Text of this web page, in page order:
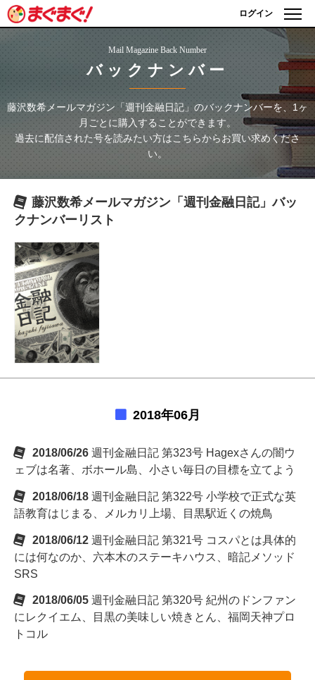
ログイン
Mail Magazine Back Number
バックナンバー
藤沢数希メールマガジン「週刊金融日記」 のバックナンバーを、1ヶ
月ごとに購入することができます。
過去に配信された号を読みたい方はこちらからお買い求めくださ
い。
藤沢数希メールマガジン「週刊金融日記」バッ
クナンバーリスト
2018年06月
2018/06/26 週刊金融日記 第323号 Hagexさんの闇ウ
ェブは名著、ボホール島、小さい毎日の目標を立てよう
2018/06/18 週刊金融日記 第322号 小学校で正式な英
語教育はじまる、メルカリ上場、目黒駅近くの焼鳥
2018/06/12 週刊金融日記 第321号 コスパとは具体的
には何なのか、六本木のステーキハウス、暗記メソッド
SRS
2018/06/05 週刊金融日記 第320号 紀州のドンファン
にレクイエム、目黒の美味しい焼きとん、福岡天神プロ
トコル